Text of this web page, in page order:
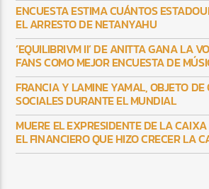
ENCUESTA ESTIMA CUÁNTOS
EL ARRESTO DE NETANYAHU
‘EQUILIBRIVM II’ DE ANITTA GANA LA
FANS COMO MEJOR ENCUESTA DE
FRANCIA Y LAMINE YAMAL, OBJETO DE
SOCIALES DURANTE EL MUNDIAL
MUERE EL EXPRESIDENTE DE LA
EL FINANCIERO QUE HIZO CRECER LA